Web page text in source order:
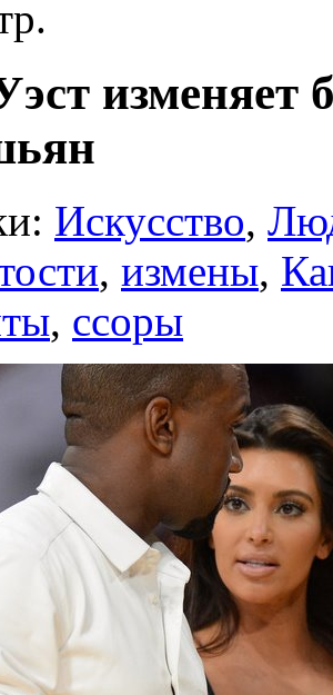
изменяет
Искусство,
, измены,
, ссоры